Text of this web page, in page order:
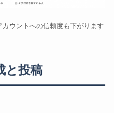
ウントへの信頼度も下がります
と投稿